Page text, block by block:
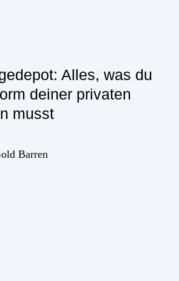
Alles, was du
deiner privaten
musst